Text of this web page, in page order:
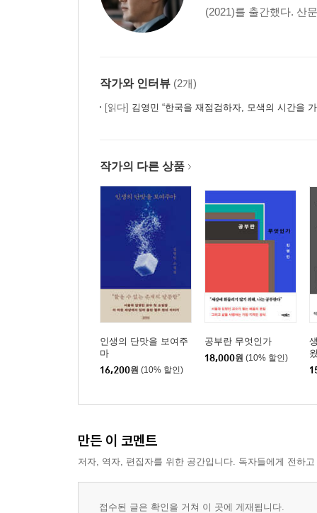
(2021)를 출간했다. 산
작가와 인터뷰 (2개)
[읽다] 김영민 “한국을 재점검하자, 모색의 시간을
작가의 다른 상품
인생의 단맛을 보여주
마
16,200원 (10% 할인)
공부란 무엇인가
18,000원 (10% 할인)
만든 이 코멘트
저자, 역자, 편집자를 위한 공간입니다. 독자들에게 전하
접수된 글은 확인을 거쳐 이 곳에 게재됩니다.